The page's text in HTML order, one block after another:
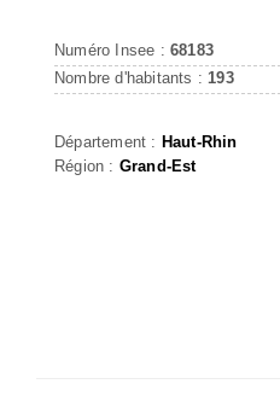
Numéro Insee : 68183
Nombre d'habitants : 193
Département : Haut-Rhin
Région : Grand-Est